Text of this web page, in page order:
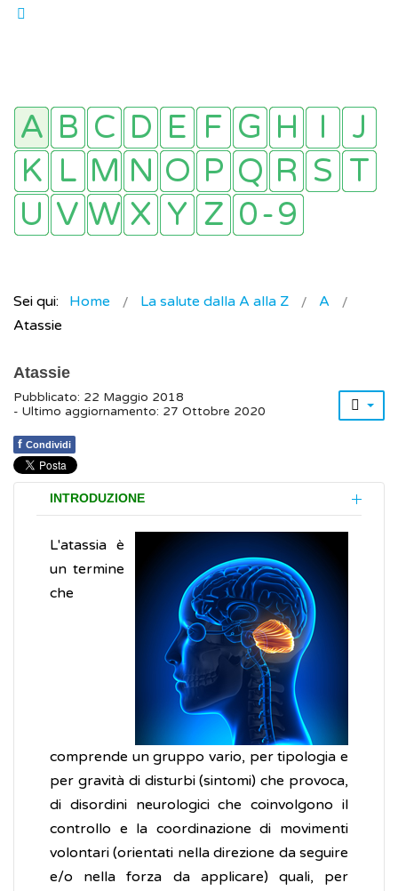
Sei qui: Home La salute dalla A alla Z
A
Atassie
Atassie
Pubblicato: 22 Maggio 2018
- Ultimo aggiornamento: 27 Ottobre 2020
f Condividi
INTRODUZIONE
L'atassia è
un termine
che
comprende un gruppo vario, per tipologia e
per gravità di disturbi (sintomi) che provoca,
di disordini neurologici che coinvolgono il
controllo e la coordinazione di movimenti
volontari (orientati nella direzione da seguire
e/o nella forza da applicare) quali, per